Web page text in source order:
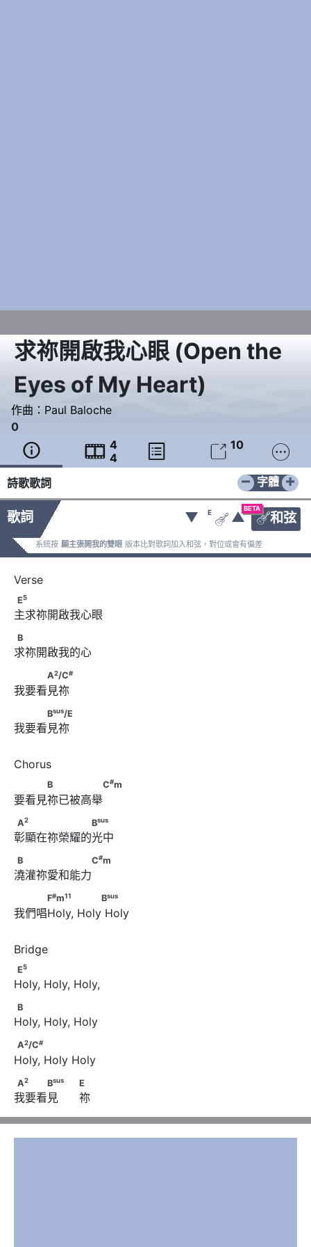
求祢開啟我心眼(Open the
Eyes of My Heart)
作曲： Paul Baloche
0
  4
4
  10 
詩歌歌詞 − +
字體
歌詞
BETA
和弦
▼ E
 ▲
系統按 願主張開我的雙眼 版本比對歌詞加入和弦，對位或會有偏差
E5
E5
主求祢開啟我心眼
B
B
求祢開啟我的心
A2/C#
A2/C#
我要看見祢
Bsus/E
Bsus/E
我要看見祢
B　　　　　C#
B C#m
要看見祢已被高舉
A2 B
A2 Bsus
彰顯在祢榮耀的光中
B　　　　　　　C
B C#m
澆灌祢愛和能力
F#m1 B
F#m11 Bsus
我們唱Holy, Holy Holy
E5
E5
Holy, Holy, Holy,
B
B
Holy, Holy, Holy
A2/C#
A2/C#
Holy, Holy Holy
A2 B sus E
A2 Bsus E
我要看見      祢